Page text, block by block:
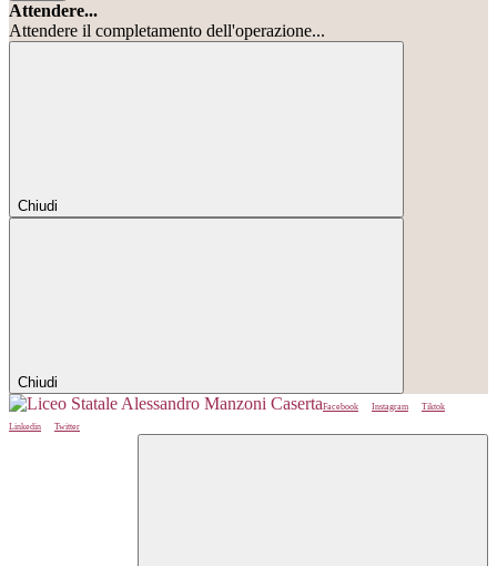
Attendere...
Attendere il completamento dell'operazione...
Chiudi
Chiudi
Facebook Instagram
Tiktok
Linkedin
Twitter